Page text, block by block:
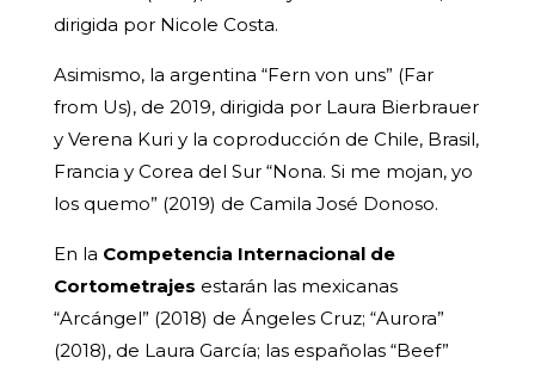
dirigida por Nicole Costa.
Asimismo, la argentina “Fern von uns” (Far
from Us), de 2019, dirigida por Laura Bierbrauer
y Verena Kuri y la coproducción de Chile, Brasil,
Francia y Corea del Sur “Nona. Si me mojan, yo
los quemo” (2019) de Camila José Donoso.
En la Competencia Internacional de
Cortometrajes estarán las mexicanas
“Arcángel” (2018) de Ángeles Cruz; “Aurora”
(2018), de Laura García; las españolas “Beef”